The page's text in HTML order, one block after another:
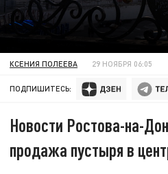
КСЕНИЯ ПОЛЕЕВА 29 НОЯБРЯ 06:05
ПОДПИШИТЕСЬ:
Новости Ростова-на-
продажа пустыря в